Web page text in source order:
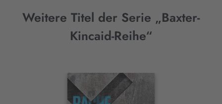
Weitere Titel der Serie „Baxter-
Kincaid-Reihe“
Interaktives